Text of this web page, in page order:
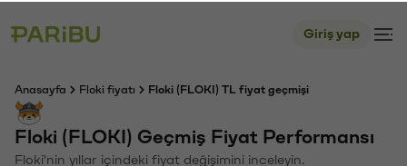
Giriş yap
Anasayfa Floki fiyatı Floki (FLOKI) TL fiyat geçmişi
Floki (FLOKI) Geçmiş Fiyat Performansı
Floki'nin yıllar içindeki fiyat değişimini inceleyin.